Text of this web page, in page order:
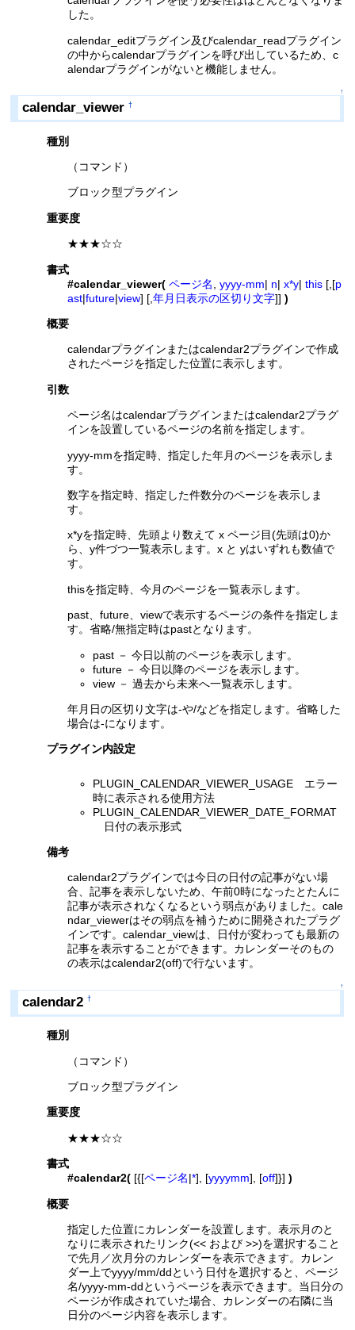
した。
calendar_editプラグイン及びcalendar_readプラグイン
の中からcalendarプラグインを呼び出しているため、c
alendarプラグインがないと機能しません。
↑
calendar_viewer †
種別
（コマンド）
ブロック型プラグイン
重要度
★★★☆☆
書式
#calendar_viewer( ページ名 yyyy-mm| n| x*y| this[,[p
ast|future|view] [, 年月日表示の区切り文字]] )
概要
calendarプラグインまたはcalendar2プラグインで作成
されたページを指定した位置に表示します。
引数
ページ名はcalendarプラグインまたはcalendar2プラグ
インを設置しているページの名前を指定します。
yyyy-mmを指定時、指定した年月のページを表示しま
す。
数字を指定時、指定した件数分のページを表示しま
す。
x*yを指定時、先頭より数えて x ページ目(先頭は0)か
ら、y件づつ一覧表示します。x と yはいずれも数値で
す。
thisを指定時、今月のページを一覧表示します。
past、future、viewで表示するページの条件を指定しま
す。省略/無指定時はpastとなります。
past － 今日以前のページを表示します。
future － 今日以降のページを表示します。
view － 過去から未来へ一覧表示します。
年月日の区切り文字は-や/などを指定します。省略した
場合は-になります。
プラグイン内設定
PLUGIN_CALENDAR_VIEWER_USAGE エラー
時に表示される使用方法
PLUGIN_CALENDAR_VIEWER_DATE_FORMAT
日付の表示形式
備考
calendar2プラグインでは今日の日付の記事がない場
合、記事を表示しないため、午前0時になったとたんに
記事が表示されなくなるという弱点がありました。cale
ndar_viewerはその弱点を補うために開発されたプラグ
インです。calendar_viewは、日付が変わっても最新の
記事を表示することができます。カレンダーそのもの
の表示はcalendar2(off)で行ないます。
↑
calendar2 †
種別
（コマンド）
ブロック型プラグイン
重要度
★★★☆☆
書式
#calendar2([{[ページ名|*], [yyyymm], [off]}] )
概要
指定した位置にカレンダーを設置します。表示月のと
なりに表示されたリンク(<< および >>)を選択すること
で先月／次月分のカレンダーを表示できます。カレン
ダー上でyyyy/mm/ddという日付を選択すると、ページ
名/yyyy-mm-ddというページを表示できます。当日分の
ページが作成されていた場合、カレンダーの右隣に当
日分のページ内容を表示します。